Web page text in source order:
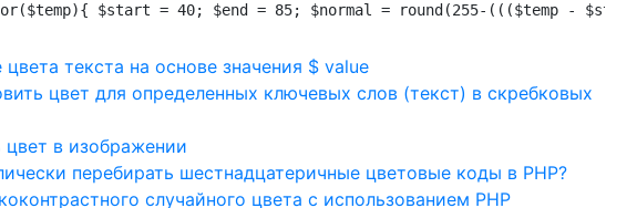
$start = 40; $end = 85; $normal = round(255-((($temp -
цвета текста на основе значения $ value
цвет для определенных ключевых слов (текст) в скребковых
цвет в изображении
перебирать шестнадцатеричные цветовые коды в PHP?
случайного цвета с использованием PHP